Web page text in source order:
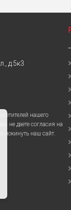
д.5к3
нашего
не даете согласия на
покинуть наш сайт.